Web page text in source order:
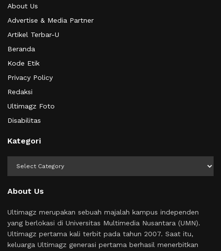
About Us
Advertise & Media Partner
Artikel Terbar-U
Beranda
Kode Etik
Privacy Policy
Redaksi
Ultimagz Foto
Disabilitas
Kategori
About Us
Ultimagz merupakan sebuah majalah kampus independen
yang berlokasi di Universitas Multimedia Nusantara (UMN).
Ultimagz pertama kali terbit pada tahun 2007. Saat itu,
keluarga Ultimagz generasi pertama berhasil menerbitkan